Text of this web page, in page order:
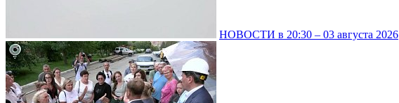
НОВОСТИ в 20:30 – 03 августа 2026